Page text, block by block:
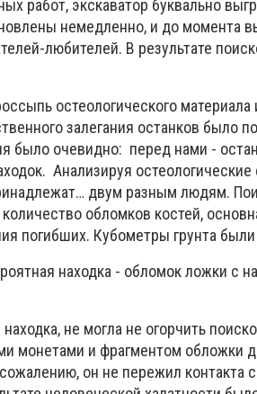
работ, экскаватор буквально
немедленно, и до момента
любителей. В результате
остеологического
залегания останков было
было очевидно: перед нами -
Анализируя
двум разным людям.
обломков костей,
погибших. Кубометры грунта
находка - обломок ложки с
не могла не огорчить
монетами и фрагментом обложки
он не пережил контакта